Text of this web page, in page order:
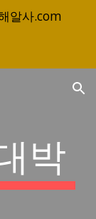
Skip to navigation
알사.com
박